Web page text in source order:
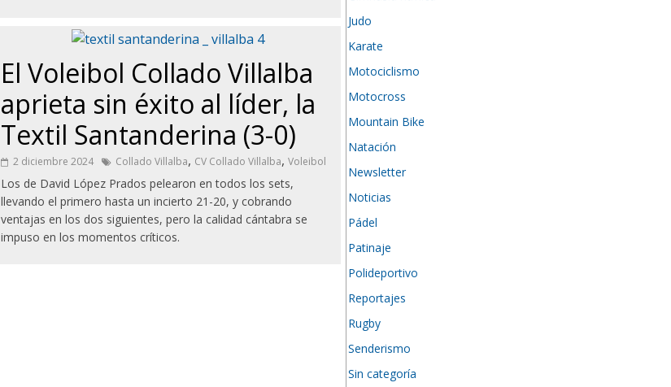
El Voleibol Collado Villalba
aprieta sin éxito al líder, la
Textil Santanderina (3-0)
2 diciembre 2024 Collado Villalba, CV Collado Villalba, Voleibol
Los de David López Prados pelearon en todos los sets,
llevando el primero hasta un incierto 21-20, y cobrando
ventajas en los dos siguientes, pero la calidad cántabra se
impuso en los momentos críticos.
Judo
Karate
Motociclismo
Motocross
Mountain Bike
Natación
Newsletter
Noticias
Pádel
Patinaje
Polideportivo
Reportajes
Rugby
Senderismo
Sin categoría